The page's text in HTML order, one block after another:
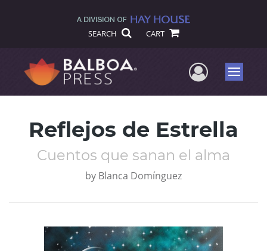
SEARCH CART
UserMenu
Reflejos de Estrella
Cuentos que sanan el alma
by Blanca Domínguez